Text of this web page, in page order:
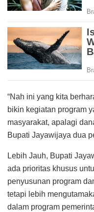
“Nah ini yang kita
bikin kegiatan program
masyarakat, apalagi
Bupati Jayawijaya dua
Lebih Jauh, Bupati
ada prioritas khusus
penyusunan program
tetapi lebih
dalam program